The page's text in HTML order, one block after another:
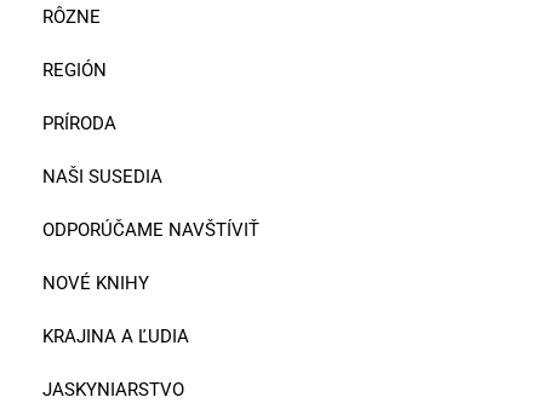
RÔZNE
REGIÓN
PRÍRODA
NAŠI SUSEDIA
ODPORÚČAME NAVŠTÍVIŤ
NOVÉ KNIHY
KRAJINA A ĽUDIA
JASKYNIARSTVO